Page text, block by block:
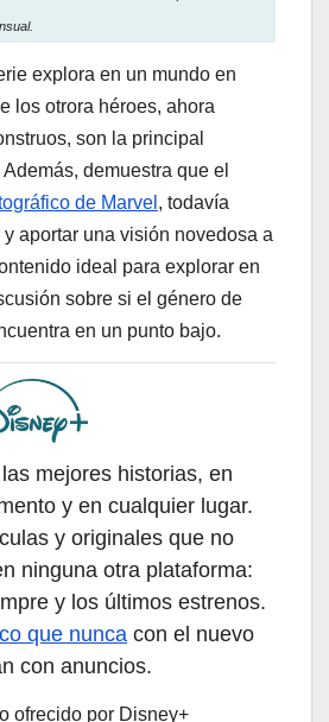
explora en un mundo en
los otrora héroes, ahora
son la principal
demuestra que el
de Marvel , todavía
aportar una visión novedosa a
ideal para explorar en
sobre si el género de
en un punto bajo.
mejores historias, en
y en cualquier lugar.
y originales que no
ninguna otra plataforma:
y los últimos estrenos.
que nunca con el nuevo
con anuncios.
ofrecido por Disney+